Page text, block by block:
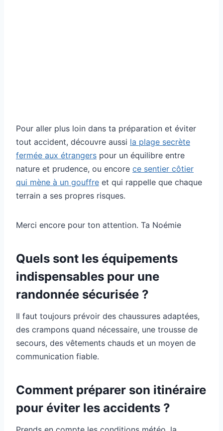
Pour aller plus loin dans ta préparation et éviter
tout accident, découvre aussi la plage secrète
fermée aux étrangers pour un équilibre entre
nature et prudence, ou encore ce sentier côtier
qui mène à un gouffre et qui rappelle que chaque
terrain a ses propres risques.
Merci encore pour ton attention. Ta Noémie
Quels sont les équipements
indispensables pour une
randonnée sécurisée ?
Il faut toujours prévoir des chaussures adaptées,
des crampons quand nécessaire, une trousse de
secours, des vêtements chauds et un moyen de
communication fiable.
Comment préparer son itinéraire
pour éviter les accidents ?